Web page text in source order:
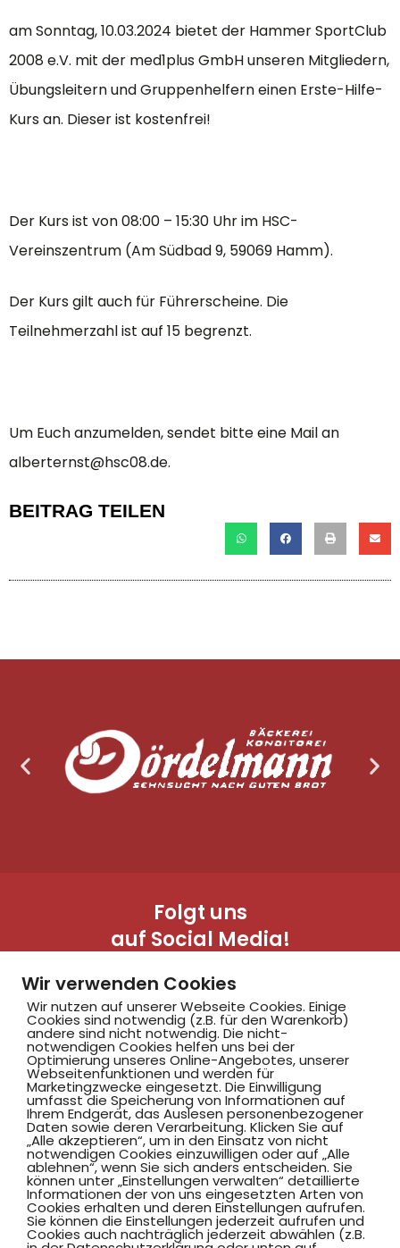
am Sonntag, 10.03.2024 bietet der Hammer SportClub
2008 e.V. mit der med1plus GmbH unseren Mitgliedern,
Übungsleitern und Gruppenhelfern einen Erste-Hilfe-
Kurs an. Dieser ist kostenfrei!
Der Kurs ist von 08:00 – 15:30 Uhr im HSC-
Vereinszentrum (Am Südbad 9, 59069 Hamm).
Der Kurs gilt auch für Führerscheine. Die
Teilnehmerzahl ist auf 15 begrenzt.
Um Euch anzumelden, sendet bitte eine Mail an
alberternst@hsc08.de.
BEITRAG TEILEN
Folgt uns
auf Social Media!
Hammer SportClub 2008
Am Südbad 9,
59069 Hamm
Wir verwenden Cookies
Wir nutzen auf unserer Webseite Cookies. Einige
Cookies sind notwendig (z.B. für den Warenkorb)
andere sind nicht notwendig. Die nicht-
notwendigen Cookies helfen uns bei der
Optimierung unseres Online-Angebotes, unserer
Webseitenfunktionen und werden für
Marketingzwecke eingesetzt. Die Einwilligung
umfasst die Speicherung von Informationen auf
Ihrem Endgerät, das Auslesen personenbezogener
Daten sowie deren Verarbeitung. Klicken Sie auf
„Alle akzeptieren“, um in den Einsatz von nicht
notwendigen Cookies einzuwilligen oder auf „Alle
ablehnen“, wenn Sie sich anders entscheiden. Sie
können unter „Einstellungen verwalten“ detaillierte
Informationen der von uns eingesetzten Arten von
Cookies erhalten und deren Einstellungen aufrufen.
Sie können die Einstellungen jederzeit aufrufen und
Cookies auch nachträglich jederzeit abwählen (z.B.